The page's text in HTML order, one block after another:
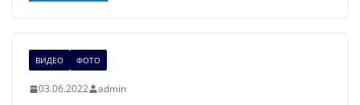
ВИДЕО ФОТО
03.06.2022 admin